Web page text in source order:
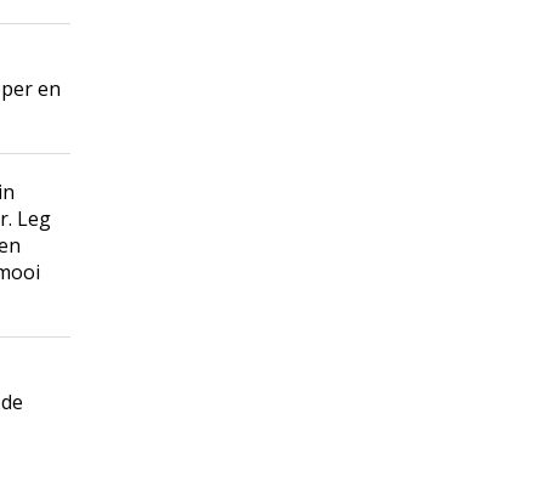
en
Leg